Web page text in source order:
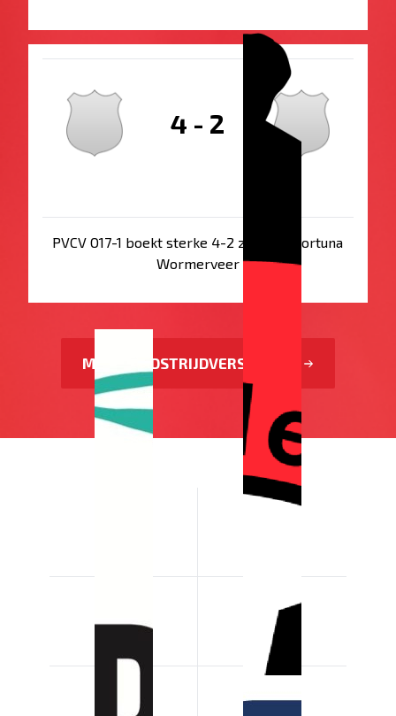
4 - 2
PVCV O17-1 boekt sterke 4-2 zege op Fortuna
Wormerveer
MEER WEDSTRIJDVERSLAGEN